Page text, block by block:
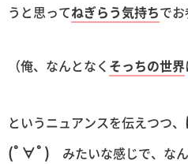
うと思ってねぎらう気持ちで
（俺、なんとなく そっちの世界
というニュアンスを伝えつつ、
(ﾟ∀ﾟ) みたいな感じで、な